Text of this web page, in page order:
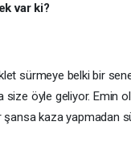
var ki?
sürmeye belki bir
öyle geliyor. Emin
kaza yapmadan